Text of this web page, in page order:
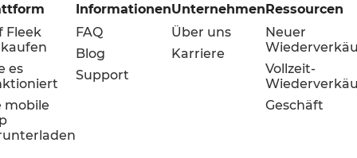
Fleek
es
mobile
Informationen
FAQ
Blog
Support
Unternehmen
Über uns
Karriere
Ressourcen
Neuer
Vollzeit-
Geschäft